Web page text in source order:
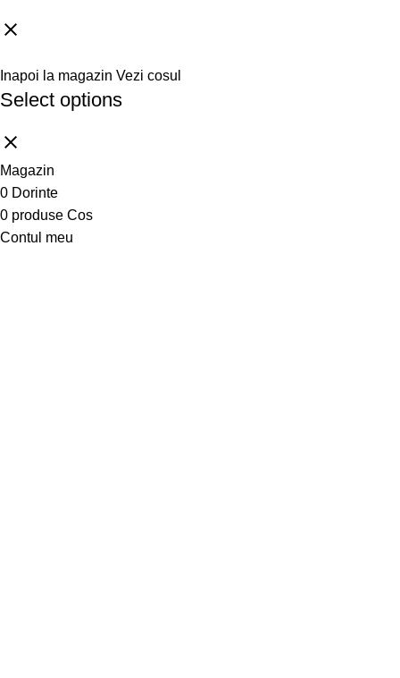
Inapoi la magazin Vezi cosul
Select options
Magazin
0 Dorinte
0 produse Cos
Contul meu